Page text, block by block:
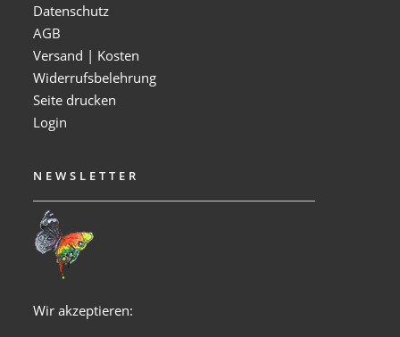
Datenschutz
AGB
Versand | Kosten
Widerrufsbelehrung
Seite drucken
Login
NEWSLETTER
Wir akzeptieren: